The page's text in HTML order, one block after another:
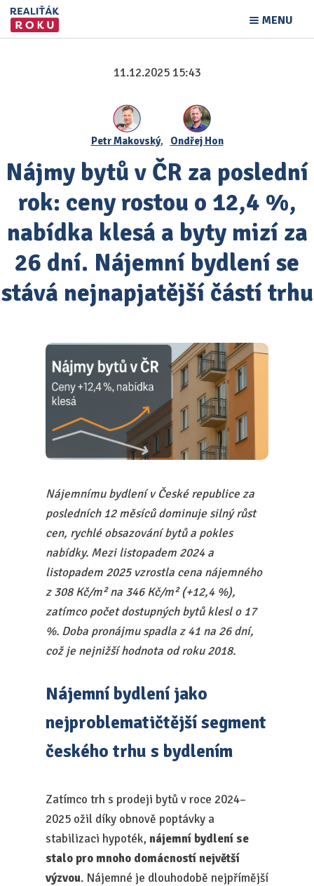
MENU
11.12.2025 15:43
Petr Makovský, Ondřej Hon
Nájmy bytů v ČR za poslední
rok: ceny rostou o 12,4 %,
nabídka klesá a byty mizí za
26 dní. Nájemní bydlení se
stává nejnapjatější částí trhu
Nájemnímu bydlení v České republice za
posledních 12 měsíců dominuje silný růst
cen, rychlé obsazování bytů a pokles
nabídky. Mezi listopadem 2024 a
listopadem 2025 vzrostla cena nájemného
z 308 Kč/m² na 346 Kč/m² (+12,4 %),
zatímco počet dostupných bytů klesl o 17
%. Doba pronájmu spadla z 41 na 26 dní,
což je nejnižší hodnota od roku 2018.
Nájemní bydlení jako
nejproblematičtější segment
českého trhu s bydlením
Zatímco trh s prodeji bytů v roce 2024–
2025 ožil díky obnově poptávky a
stabilizaci hypoték, nájemní bydlení se
stalo pro mnoho domácností největší
výzvou. Nájemné je dlouhodobě nejpřímější